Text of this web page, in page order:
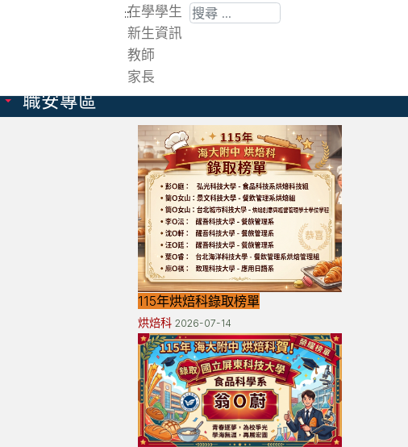
:::在學學生
新生資訊
教師
家長
搜尋
職安專區
115年烘焙科錄取榜單
烘焙科2026-07-14